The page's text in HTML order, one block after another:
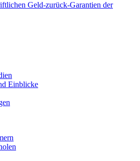
Geld-zurück-Garantien der
Einblicke